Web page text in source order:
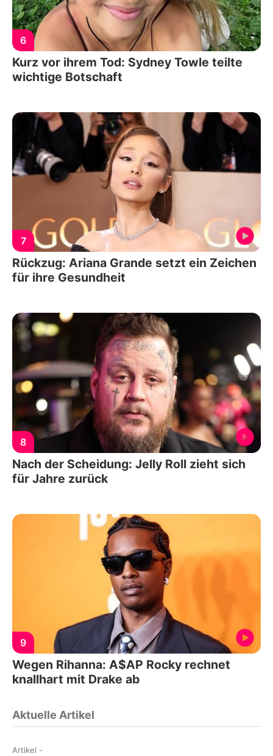
6
Kurz vor ihrem Tod: Sydney Towle teilte
wichtige Botschaft
7
Rückzug: Ariana Grande setzt ein Zeichen
für ihre Gesundheit
8
Nach der Scheidung: Jelly Roll zieht sich
für Jahre zurück
9
Wegen Rihanna: A$AP Rocky rechnet
knallhart mit Drake ab
Aktuelle Artikel
Artikel -